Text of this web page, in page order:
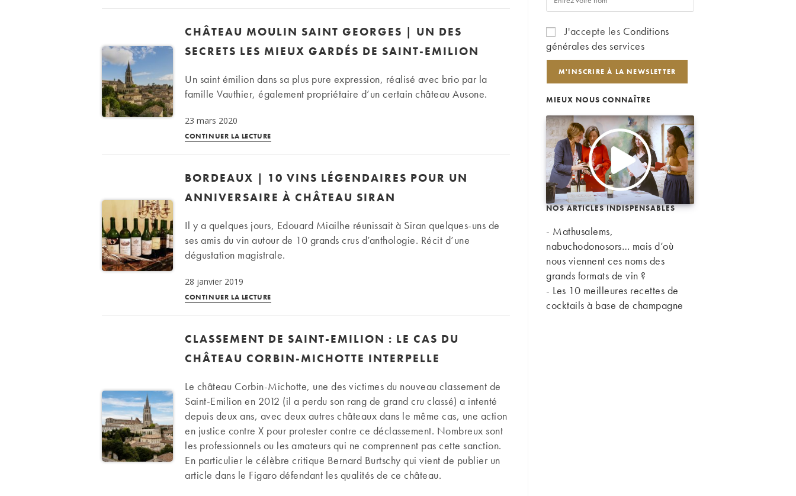
Investissement
iconique :
Cheval
Blanc
CHÂTEAU MOULIN SAINT GEORGES | UN DES
SECRETS LES MIEUX GARDÉS DE SAINT-EMILION
Un saint émilion dans sa plus pure expression, réalisé avec brio par la
famille Vauthier, également propriétaire d’un certain château Ausone.
23 mars 2020
CONTINUER LA LECTURE
Georges
|
des
secrets
les
BORDEAUX | 10 VINS LÉGENDAIRES POUR UN
ANNIVERSAIRE À CHÂTEAU SIRAN
Il y a quelques jours, Edouard Miailhe réunissait à Siran quelques-uns de
ses amis du vin autour de 10 grands crus d’anthologie. Récit d’une
dégustation magistrale.
28 janvier 2019
CONTINUER LA LECTURE
vins
légendaires
un
anniversaire
à
Château
Siran
CLASSEMENT DE SAINT-EMILION : LE CAS DU
CHÂTEAU CORBIN-MICHOTTE INTERPELLE
Le château Corbin-Michotte, une des victimes du nouveau classement de
Saint-Emilion en 2012 (il a perdu son rang de grand cru classé) a intenté
depuis deux ans, avec deux autres châteaux dans le même cas, une action
en justice contre X pour protester contre ce déclassement. Nombreux sont
les professionnels ou les amateurs qui ne comprennent pas cette sanction.
En particulier le célèbre critique Bernard Burtschy qui vient de publier un
article dans le Figaro défendant les qualités de ce château.
J'accepte les Conditions
générales des services
MIEUX NOUS CONNAÎTRE
NOS ARTICLES INDISPENSABLES
- Mathusalems,
nabuchodonosors… mais d’où
nous viennent ces noms des
grands formats de vin ?
- Les 10 meilleures recettes de
cocktails à base de champagne